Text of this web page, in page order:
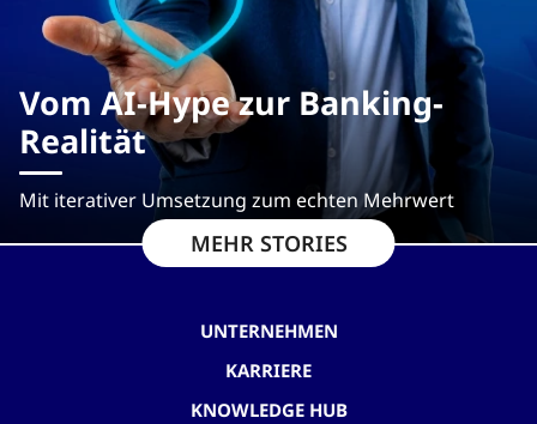
Vom AI-Hype zur Banking-
Realität
Mit iterativer Umsetzung zum echten Mehrwert
MEHR STORIES
UNTERNEHMEN
KARRIERE
KNOWLEDGE HUB